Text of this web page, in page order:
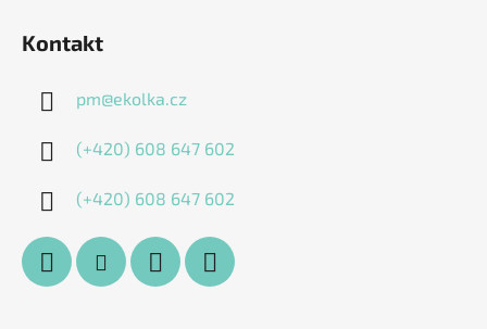
Kontakt
pm@ekolka.cz
(+420) 608 647 602
(+420) 608 647 602